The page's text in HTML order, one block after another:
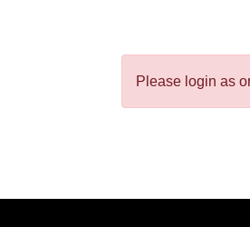
Please login as